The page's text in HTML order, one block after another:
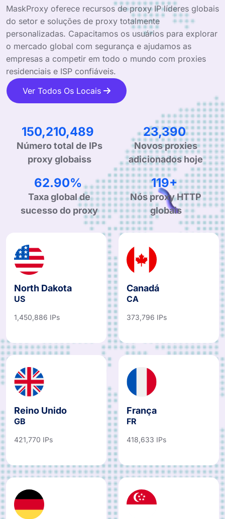
MaskProxy oferece recursos de proxy IP líderes globais
do setor e soluções de proxy totalmente
personalizadas. Capacitamos os usuários para explorar
o mercado global com segurança e ajudamos as
empresas a competir em todo o mundo com proxies
residenciais e ISP confiáveis.
Ver Todos Os Locais
236,818,340
Número total de IPs
proxy globaiss
36,877
Novos proxies
adicionados hoje
99.90%
Taxa global de
sucesso do proxy
190+
Nós proxy HTTP
globais
North Dakota
US
1,450,886 IPs
Canadá
CA
373,796 IPs
Reino Unido
GB
421,770 IPs
França
FR
418,633 IPs